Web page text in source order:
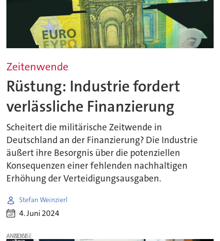
Zeitenwende
Rüstung: Industrie fordert
verlässliche Finanzierung
Scheitert die militärische Zeitwende in
Deutschland an der Finanzierung? Die Industrie
äußert ihre Besorgnis über die potenziellen
Konsequenzen einer fehlenden nachhaltigen
Erhöhung der Verteidigungsausgaben.
Stefan Weinzierl
4. Juni 2024
ANZEIGE